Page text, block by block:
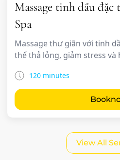
Massage tinh dầu đặc
Spa
Massage thư giãn với tinh
thể thả lỏng, giảm stress
120 minutes
View All